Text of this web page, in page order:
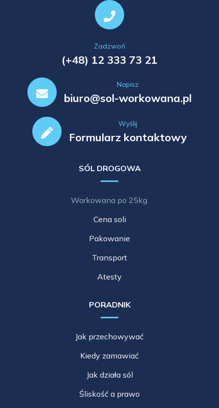
Zadzwoń
(+48) 12 333 73 21
Napisz
biuro@sol-workowana.pl
Wyślij
Formularz kontaktowy
SÓL DROGOWA
Workowana po 25kg.
Cena soli
Pakowanie
Transport
Atesty
PORADNIK
Jak przechowywać
Kiedy zamawiać
Jak działa sól
Śliskość a prawo